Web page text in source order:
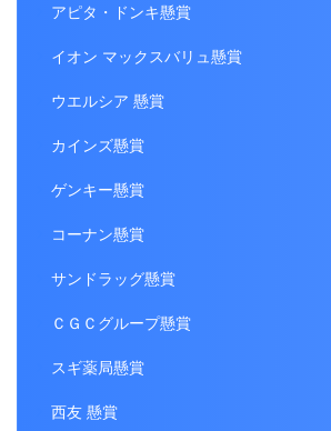
アピタ・ドンキ懸賞
イオン マックスバリュ懸賞
ウエルシア 懸賞
カインズ懸賞
ゲンキー懸賞
コーナン懸賞
サンドラッグ懸賞
ＣＧＣグループ懸賞
スギ薬局懸賞
西友 懸賞